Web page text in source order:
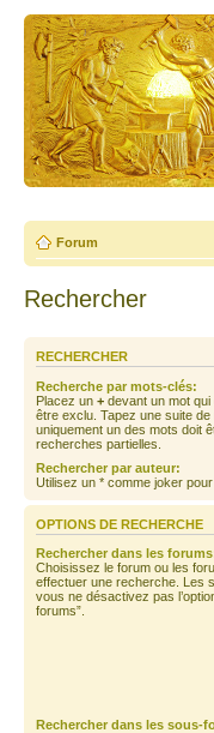
Forum
Rechercher
RECHERCHER
Recherche par mots-clés:
Placez un + devant un mot
être exclu. Tapez une suite
uniquement un des mots doit
recherches partielles.
Rechercher par auteur:
Utilisez un * comme joker
OPTIONS DE RECHERCHE
Rechercher dans les
Choisissez le forum ou les
effectuer une recherche. Les
vous ne désactivez pas
forums”.
Rechercher dans les sous-